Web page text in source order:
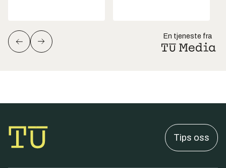
En tjeneste fra
Tips oss